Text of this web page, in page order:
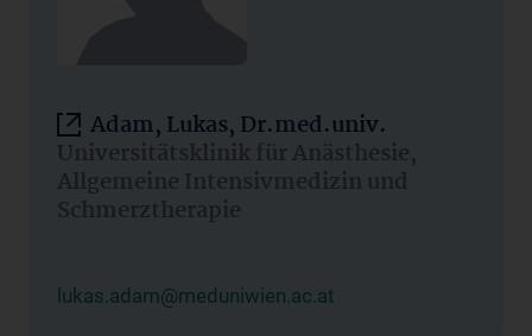
Adam, Lukas, Dr.med.univ.
Universitätsklinik für Anästhesie,
Allgemeine Intensivmedizin und
Schmerztherapie
lukas.adam@meduniwien.ac.at